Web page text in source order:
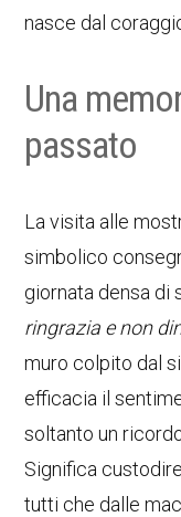
nasce dal
Una
passato
La visita alle
simbolico
giornata densa di
ringrazia e non
muro colpito dal
efficacia il
soltanto un
Significa
tutti che dalle